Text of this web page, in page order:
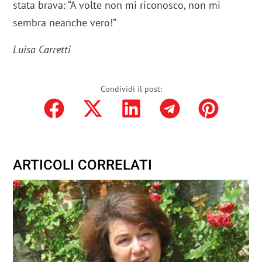
stata brava: “A volte non mi riconosco, non mi
sembra neanche vero!”
Luisa Carretti
Condividi il post:
ARTICOLI CORRELATI